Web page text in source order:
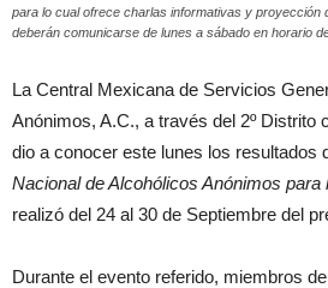
para lo cual ofrece charlas informativas y proyección
deberán comunicarse de lunes a sábado en horario
La Central Mexicana de Servicios
Anónimos, A.C., a través del 2º Distrito
dio a conocer este lunes los resultados
Nacional de Alcohólicos Anónimos para
realizó del 24 al 30 de Septiembre del
Durante el evento referido, miembros